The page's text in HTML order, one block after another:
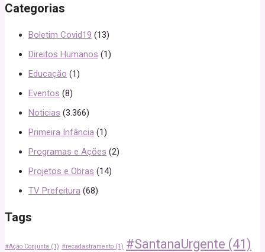
Categorias
Boletim Covid19 (13)
Direitos Humanos (1)
Educação (1)
Eventos (8)
Noticias (3.366)
Primeira Infância (1)
Programas e Ações (2)
Projetos e Obras (14)
TV Prefeitura (68)
Tags
#Ação Conjunta (1) #recadastramento (1) #SantanaUrgente (41)